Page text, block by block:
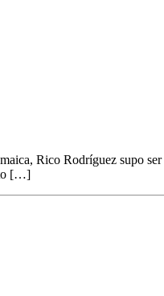
Rico Rodríguez supo
[…]